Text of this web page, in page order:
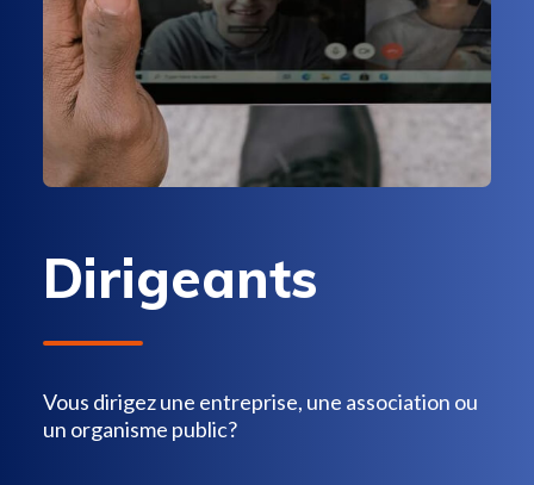
Dirigeants
Vous dirigez une entreprise, une association ou
un organisme public?